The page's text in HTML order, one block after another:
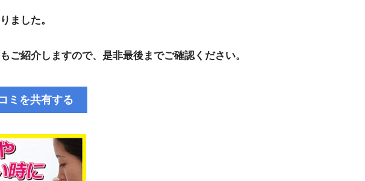
ました。
ご紹介しますので、是非最後までご確認ください。
ミを共有する